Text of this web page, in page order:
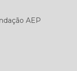
AEP